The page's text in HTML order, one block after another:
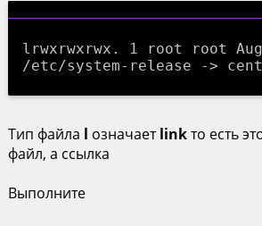
lrwxrwxrwx. 1 root root
/etc/system-release ->
Тип файла l означаетlinkто есть
файл, а ссылка
Выполните